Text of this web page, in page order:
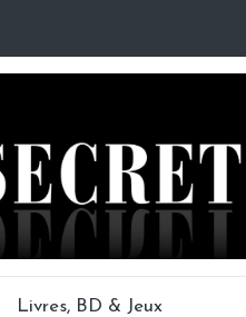
Livres, BD & Jeux